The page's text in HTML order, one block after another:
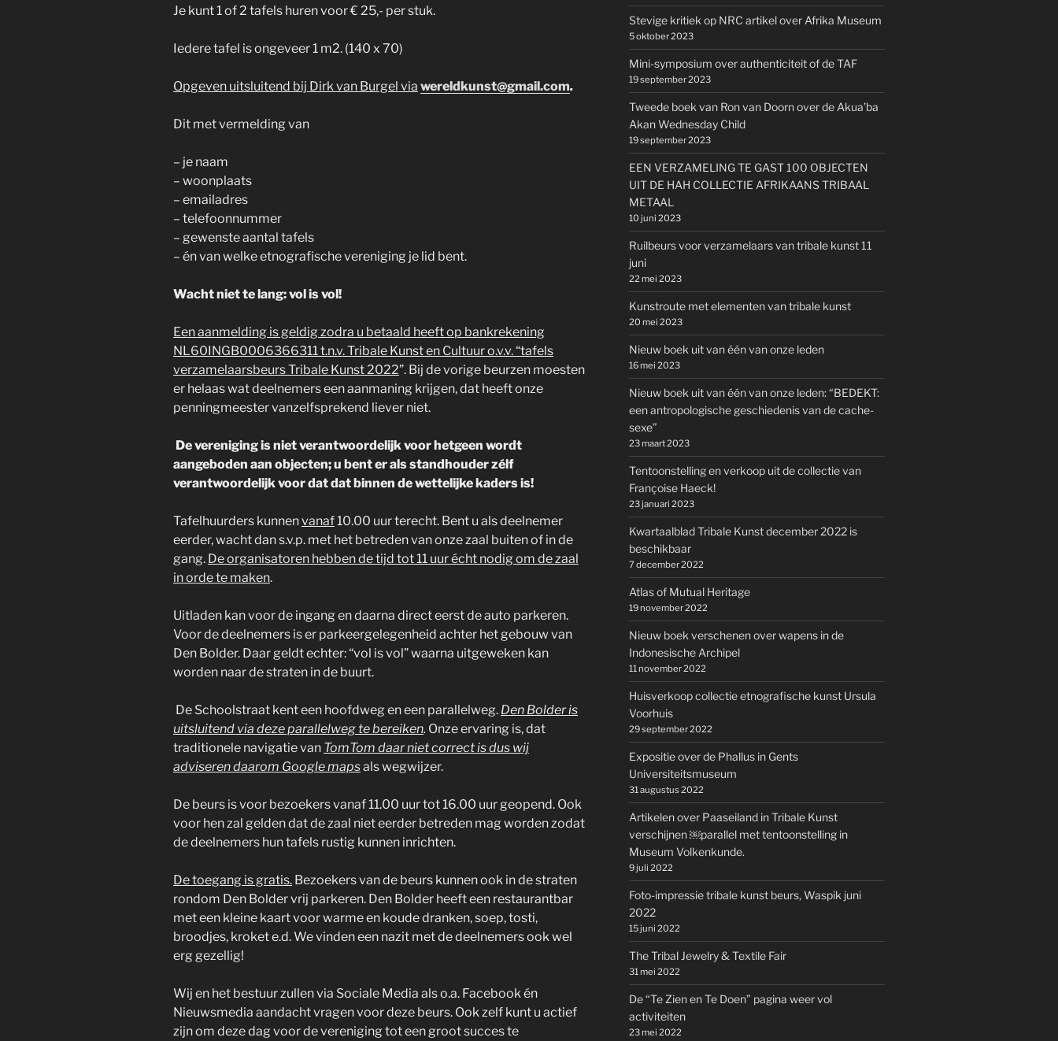
Je kunt 1 of 2 tafels huren voor € 25,- per stuk.
Iedere tafel is ongeveer 1 m2. (140 x 70)
Opgeven uitsluitend bij Dirk van Burgel via wereldkunst@gmail.com.
Dit met vermelding van
– je naam
– woonplaats
– emailadres
– telefoonnummer
– gewenste aantal tafels
– én van welke etnografische vereniging je lid bent.
Wacht niet te lang: vol is vol!
Een aanmelding is geldig zodra u betaald heeft op bankrekening
NL60INGB0006366311 t.n.v. Tribale Kunst en Cultuur o.v.v. “tafels
verzamelaarsbeurs Tribale Kunst 2022”. Bij de vorige beurzen moesten
er helaas wat deelnemers een aanmaning krijgen, dat heeft onze
penningmeester vanzelfsprekend liever niet.
De vereniging is niet verantwoordelijk voor hetgeen wordt
aangeboden aan objecten; u bent er als standhouder zélf
verantwoordelijk voor dat dat binnen de wettelijke kaders is!
Tafelhuurders kunnenvanaf 10.00 uur terecht. Bent u als deelnemer
eerder, wacht dan s.v.p. met het betreden van onze zaal buiten of in de
gang. De organisatoren hebben de tijd tot 11 uur écht nodig om de zaal
in orde te maken.
Uitladen kan voor de ingang en daarna direct eerst de auto parkeren.
Voor de deelnemers is er parkeergelegenheid achter het gebouw van
Den Bolder. Daar geldt echter: “vol is vol” waarna uitgeweken kan
worden naar de straten in de buurt.
De Schoolstraat kent een hoofdweg en een parallelweg. Den Bolder is
uitsluitend via deze parallelweg te bereiken. Onze ervaring is, dat
traditionele navigatie van TomTom daar niet correct is dus wij
adviseren daarom Google mapsals wegwijzer.
De beurs is voor bezoekers vanaf 11.00 uur tot 16.00 uur geopend. Ook
voor hen zal gelden dat de zaal niet eerder betreden mag worden zodat
de deelnemers hun tafels rustig kunnen inrichten.
De toegang is gratis. Bezoekers van de beurs kunnen ook in de straten
rondom Den Bolder vrij parkeren. Den Bolder heeft een restaurantbar
met een kleine kaart voor warme en koude dranken, soep, tosti,
broodjes, kroket e.d. We vinden een nazit met de deelnemers ook wel
erg gezellig!
Wij en het bestuur zullen via Sociale Media als o.a. Facebook én
Nieuwsmedia aandacht vragen voor deze beurs. Ook zelf kunt u actief
zijn om deze dag voor de vereniging tot een groot succes te
Stevige kritiek op NRC artikel over Afrika Museum
5 oktober 2023
Mini-symposium over authenticiteit of de TAF
19 september 2023
Tweede boek van Ron van Doorn over de Akua’ba
Akan Wednesday Child
19 september 2023
EEN VERZAMELING TE GAST 100 OBJECTEN
UIT DE HAH COLLECTIE AFRIKAANS TRIBAAL
METAAL
10 juni 2023
Ruilbeurs voor verzamelaars van tribale kunst 11
juni
22 mei 2023
Kunstroute met elementen van tribale kunst
20 mei 2023
Nieuw boek uit van één van onze leden
16 mei 2023
Nieuw boek uit van één van onze leden: “BEDEKT:
een antropologische geschiedenis van de cache-
sexe”
23 maart 2023
Tentoonstelling en verkoop uit de collectie van
Françoise Haeck!
23 januari 2023
Kwartaalblad Tribale Kunst december 2022 is
beschikbaar
7 december 2022
Atlas of Mutual Heritage
19 november 2022
Nieuw boek verschenen over wapens in de
Indonesische Archipel
11 november 2022
Huisverkoop collectie etnografische kunst Ursula
Voorhuis
29 september 2022
Expositie over de Phallus in Gents
Universiteitsmuseum
31 augustus 2022
Artikelen over Paaseiland in Tribale Kunst
verschijnen ￼parallel met tentoonstelling in
Museum Volkenkunde.
9 juli 2022
Foto-impressie tribale kunst beurs, Waspik juni
2022
15 juni 2022
The Tribal Jewelry & Textile Fair
31 mei 2022
De “Te Zien en Te Doen” pagina weer vol
activiteiten
23 mei 2022